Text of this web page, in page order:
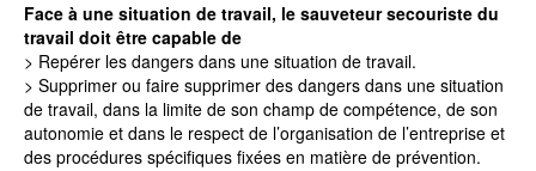
Face à une situation de travail, le sauveteur secouriste du
travail doit être capable de
> Repérer les dangers dans une situation de travail.
> Supprimer ou faire supprimer des dangers dans une situation
de travail, dans la limite de son champ de compétence, de son
autonomie et dans le respect de l’organisation de l’entreprise et
des procédures spécifiques fixées en matière de prévention.